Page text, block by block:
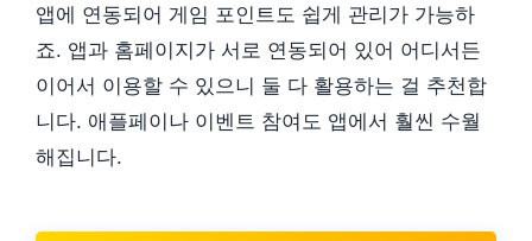
앱에 연동되어 게임 포인트도 쉽게 관리가 가능하
죠. 앱과 홈페이지가 서로 연동되어 있어 어디서든
이어서 이용할 수 있으니 둘 다 활용하는 걸 추천합
니다. 애플페이나 이벤트 참여도 앱에서 훨씬 수월
해집니다.